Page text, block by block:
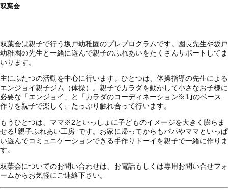
双葉会
双葉会は親子で行う坂戸幼稚園のプレプログラムです。園長先生や坂戸
幼稚園の先生と一緒に遊んで親子のふれあいをたくさんサポートしてま
いります。
主にふたつの活動を中心に行います。ひとつは、体操指導の先生による
エンジョイ親子ジム（体操）。親子でカラダを動かして小さなお子様に
必要な「エンジョイ」と「カラダのコーディネーション※1 ｣のベース
作りを親子で楽しく、たっぷり触れ合って行います。
もうひとつは、ママ※2といっしょに子どものイメージを大きく膨らま
せる｢親子ふれあい工房｣です。お家に帰ってからもパパやママといっぱ
い遊んでコミュニケーションできる手作りトーイを親子で一緒に作りま
す。
双葉会についてのお問い合わせは、お電話もしくは専用お問い合せフォ
ームからお気軽にご連絡下さい。